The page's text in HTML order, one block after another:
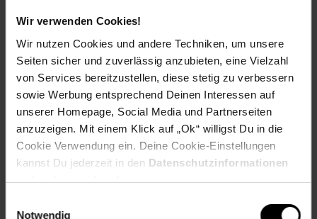
Wir verwenden Cookies!
Wir nutzen Cookies und andere Techniken, um unsere
Seiten sicher und zuverlässig anzubieten, eine Vielzahl
von Services bereitzustellen, diese stetig zu verbessern
sowie Werbung entsprechend Deinen Interessen auf
unserer Homepage, Social Media und Partnerseiten
anzuzeigen. Mit einem Klick auf „Ok“ willigst Du in die
Cookie Verwendung ein. Deine Cookie-Einstellungen
kannst Du jederzeit in den Datenschutzinformationen
ändern bzw. widerrufen.
Notwendig
Standort und Pflege
Pflegeaufwand: Wenig,Mittel
Lichtbedarf: Sonnig-Halbschattig
Wasserbedarf: Mittel
Rückschnitt: Rückschnitt im Spätwinter
Schnittverträglichkeit: Gut
Bodenansprüche: humos und gut durchlüftet
Nährstoffgehalt: Mittel
Frosthärte: bis -20 °C
Verwendung: Im Bauerngarten,Für Marmeladen & Gelee,Für
Süßspeisen,Zum Frischverzehr,Obstgarten, Naschgarten,